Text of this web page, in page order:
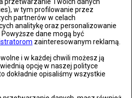
w tym profilowanie przez
partnerów w celach
analitykę oraz personalizowanie
dane mogą być
zainteresowanym reklamą.
i w każdej chwili możesz ją
opcję w naszej polityce
dokładnie opisaliśmy wszystkie